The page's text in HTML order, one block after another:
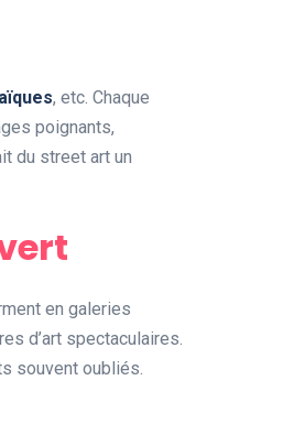
, etc. Chaque
poignants,
du street art un
en galeries
d’art spectaculaires.
souvent oubliés.